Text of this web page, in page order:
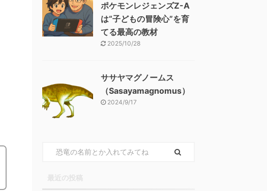
ポケモンレジェンズZ-A
は“子どもの冒険心”を育
てる最高の教材
2025/10/28
ササヤマグノームス
（Sasayamagnomus）
2024/9/17